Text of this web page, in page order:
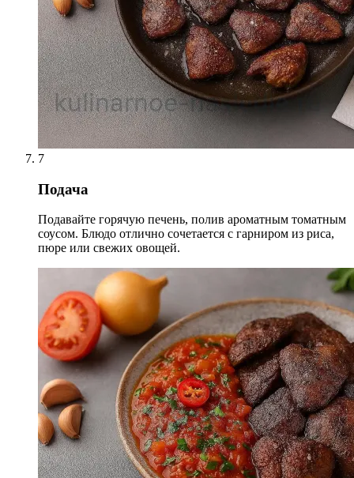
7
Подача
Подавайте горячую печень, полив ароматным томатным
соусом. Блюдо отлично сочетается с гарниром из риса,
пюре или свежих овощей.